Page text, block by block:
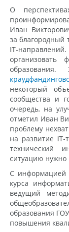
О
Иван
за благородный
IT-
некоторый
сообщества и
очередь, на
отметил Иван
проблему
на развитие
технический
ситуацию нужно
С информацией
курса
ведущий
образования
повышения